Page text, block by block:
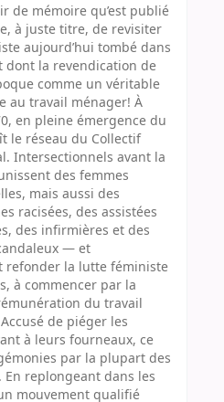
de mémoire qu’est publié
à juste titre, de revisiter
aujourd’hui tombé dans
dont la revendication de
comme un véritable
au travail ménager! À
en pleine émergence du
le réseau du Collectif
Intersectionnels avant la
des femmes
mais aussi des
racisées, des assistées
des infirmières et des
— et
refonder la lutte féministe
à commencer par la
du travail
de piéger les
à leurs fourneaux, ce
par la plupart des
replongeant dans les
mouvement qualifié